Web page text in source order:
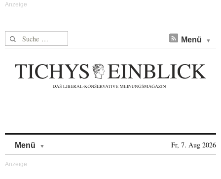
Suche nach: Menü
Menü Fr, 7. Aug 2026